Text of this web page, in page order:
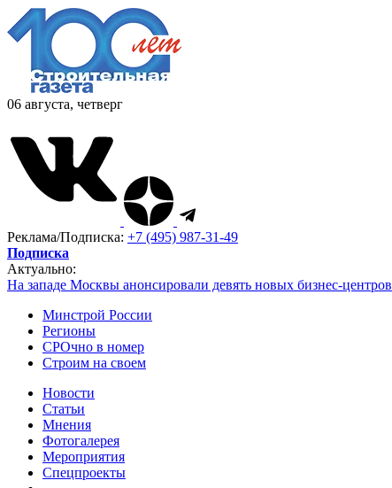
06 августа, четверг
Реклама/Подписка: +7 (495) 987-31-49
Подписка
Актуально:
На западе Москвы анонсировали девять новых бизнес-центров
Минстрой России
Регионы
СРОчно в номер
Строим на своем
Новости
Статьи
Мнения
Фотогалерея
Мероприятия
Спецпроекты